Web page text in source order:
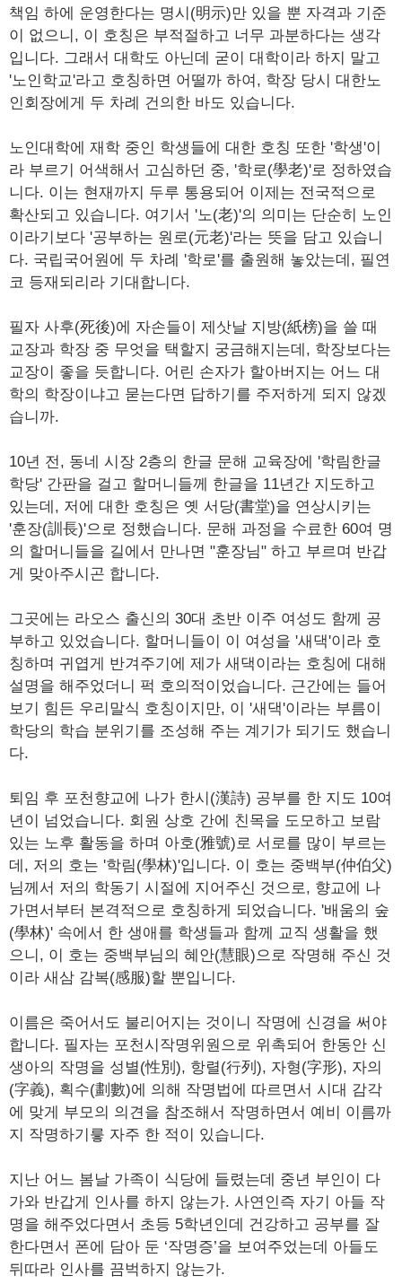
책임 하에 운영한다는 명시(明示)만 있을 뿐 자격과 기준
이 없으니, 이 호칭은 부적절하고 너무 과분하다는 생각
입니다. 그래서 대학도 아닌데 굳이 대학이라 하지 말고
'노인학교'라고 호칭하면 어떨까 하여, 학장 당시 대한노
인회장에게 두 차례 건의한 바도 있습니다.
노인대학에 재학 중인 학생들에 대한 호칭 또한 '학생'이
라 부르기 어색해서 고심하던 중, '학로(學老)'로 정하였습
니다. 이는 현재까지 두루 통용되어 이제는 전국적으로
확산되고 있습니다. 여기서 '노(老)'의 의미는 단순히 노인
이라기보다 '공부하는 원로(元老)'라는 뜻을 담고 있습니
다. 국립국어원에 두 차례 '학로'를 출원해 놓았는데, 필연
코 등재되리라 기대합니다.
필자 사후(死後)에 자손들이 제삿날 지방(紙榜)을 쓸 때
교장과 학장 중 무엇을 택할지 궁금해지는데, 학장보다는
교장이 좋을 듯합니다. 어린 손자가 할아버지는 어느 대
학의 학장이냐고 묻는다면 답하기를 주저하게 되지 않겠
습니까.
10년 전, 동네 시장 2층의 한글 문해 교육장에 '학림한글
학당' 간판을 걸고 할머니들께 한글을 11년간 지도하고
있는데, 저에 대한 호칭은 옛 서당(書堂)을 연상시키는
'훈장(訓長)'으로 정했습니다. 문해 과정을 수료한 60여 명
의 할머니들을 길에서 만나면 "훈장님" 하고 부르며 반갑
게 맞아주시곤 합니다.
그곳에는 라오스 출신의 30대 초반 이주 여성도 함께 공
부하고 있었습니다. 할머니들이 이 여성을 '새댁'이라 호
칭하며 귀엽게 반겨주기에 제가 새댁이라는 호칭에 대해
설명을 해주었더니 퍽 호의적이었습니다. 근간에는 들어
보기 힘든 우리말식 호칭이지만, 이 '새댁'이라는 부름이
학당의 학습 분위기를 조성해 주는 계기가 되기도 했습니
다.
퇴임 후 포천향교에 나가 한시(漢詩) 공부를 한 지도 10여
년이 넘었습니다. 회원 상호 간에 친목을 도모하고 보람
있는 노후 활동을 하며 아호(雅號)로 서로를 많이 부르는
데, 저의 호는 '학림(學林)'입니다. 이 호는 중백부(仲伯父)
님께서 저의 학동기 시절에 지어주신 것으로, 향교에 나
가면서부터 본격적으로 호칭하게 되었습니다. '배움의 숲
(學林)' 속에서 한 생애를 학생들과 함께 교직 생활을 했
으니, 이 호는 중백부님의 혜안(慧眼)으로 작명해 주신 것
이라 새삼 감복(感服)할 뿐입니다.
이름은 죽어서도 불리어지는 것이니 작명에 신경을 써야
합니다. 필자는 포천시작명위원으로 위촉되어 한동안 신
생아의 작명을 성별(性別), 항렬(行列), 자형(字形), 자의
(字義), 획수(劃數)에 의해 작명법에 따르면서 시대 감각
에 맞게 부모의 의견을 참조해서 작명하면서 예비 이름까
지 작명하기릏 자주 한 적이 있습니다.
지난 어느 봄날 가족이 식당에 들렸는데 중년 부인이 다
가와 반갑게 인사를 하지 않는가. 사연인즉 자기 아들 작
명을 해주었다면서 초등 5학년인데 건강하고 공부를 잘
한다면서 폰에 담아 둔 ‘작명증’을 보여주었는데 아들도
뒤따라 인사를 끔벅하지 않는가.